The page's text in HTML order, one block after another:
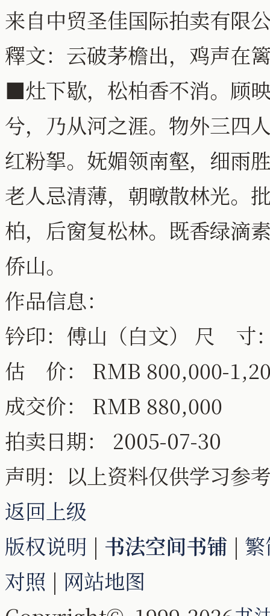
来自中贸圣佳国际拍卖有限
釋文：云破茅檐出，鸡声在
■灶下歇，松柏香不消。顾
兮，乃从河之涯。物外三四
红粉挐。妩媚领南壑，细雨
老人忌清薄，朝暾散林光。
柏，后窗复松林。既香绿滴
侨山。
作品信息：
钤印：傅山（白文） 尺
估 价： RMB 800,000-
成交价： RMB 880,000
拍卖日期： 2005-07-30
声明：以上资料仅供学习参
返回上级
版权说明 | 书法空间书铺 |
对照 | 网站地图